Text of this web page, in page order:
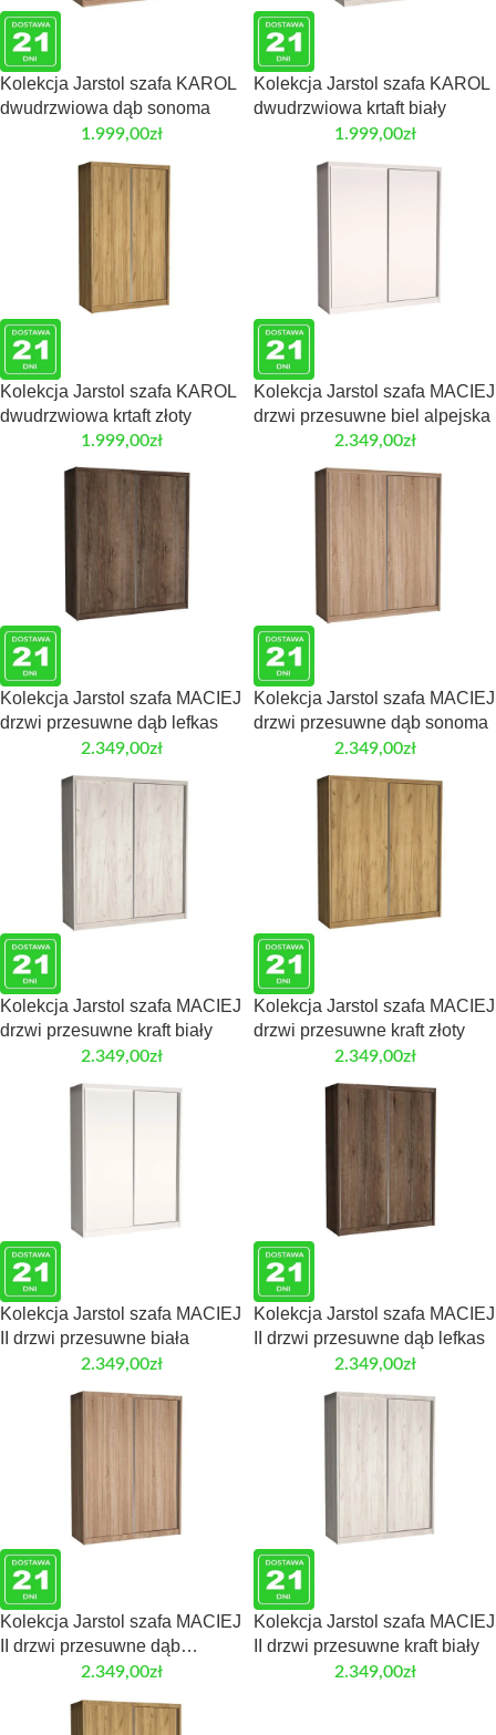
Kolekcja Jarstol szafa KAROL
dwudrzwiowa dąb sonoma
1.999,00zł
Kolekcja Jarstol szafa KAROL
dwudrzwiowa krtaft biały
1.999,00zł
Kolekcja Jarstol szafa KAROL
dwudrzwiowa krtaft złoty
1.999,00zł
Kolekcja Jarstol szafa MACIEJ
drzwi przesuwne biel alpejska
2.349,00zł
Kolekcja Jarstol szafa MACIEJ
drzwi przesuwne dąb lefkas
2.349,00zł
Kolekcja Jarstol szafa MACIEJ
drzwi przesuwne dąb sonoma
2.349,00zł
Kolekcja Jarstol szafa MACIEJ
drzwi przesuwne kraft biały
2.349,00zł
Kolekcja Jarstol szafa MACIEJ
drzwi przesuwne kraft złoty
2.349,00zł
Kolekcja Jarstol szafa MACIEJ
II drzwi przesuwne biała
2.349,00zł
Kolekcja Jarstol szafa MACIEJ
II drzwi przesuwne dąb lefkas
2.349,00zł
Kolekcja Jarstol szafa MACIEJ
II drzwi przesuwne dąb
2.349,00zł
Kolekcja Jarstol szafa MACIEJ
II drzwi przesuwne kraft biały
2.349,00zł